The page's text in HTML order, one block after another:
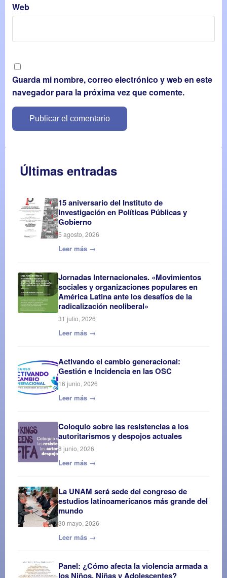
Web
Guarda mi nombre, correo electrónico y web en este
navegador para la próxima vez que comente.
Últimas entradas
15 aniversario del Instituto de
Investigación en Políticas Públicas y
Gobierno
5 agosto, 2026
Leer más →
Jornadas Internacionales. «Movimientos
sociales y organizaciones populares en
América Latina ante los desafíos de la
radicalización neoliberal»
31 julio, 2026
Leer más →
Activando el cambio generacional:
Gestión e Incidencia en las OSC
16 junio, 2026
Leer más →
Coloquio sobre las resistencias a los
autoritarismos y despojos actuales
8 junio, 2026
Leer más →
La UNAM será sede del congreso de
estudios latinoamericanos más grande del
mundo
30 mayo, 2026
Leer más →
Panel: ¿Cómo afecta la violencia armada a
los Niños, Niñas y Adolescentes?